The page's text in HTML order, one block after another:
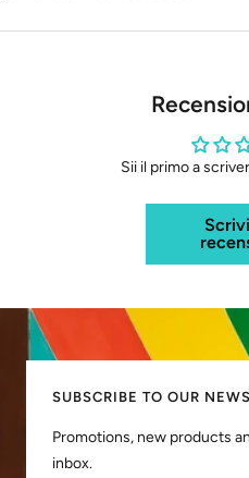
Sii il primo a
SUBSCRIBE TO OUR
Promotions, new products
inbox.